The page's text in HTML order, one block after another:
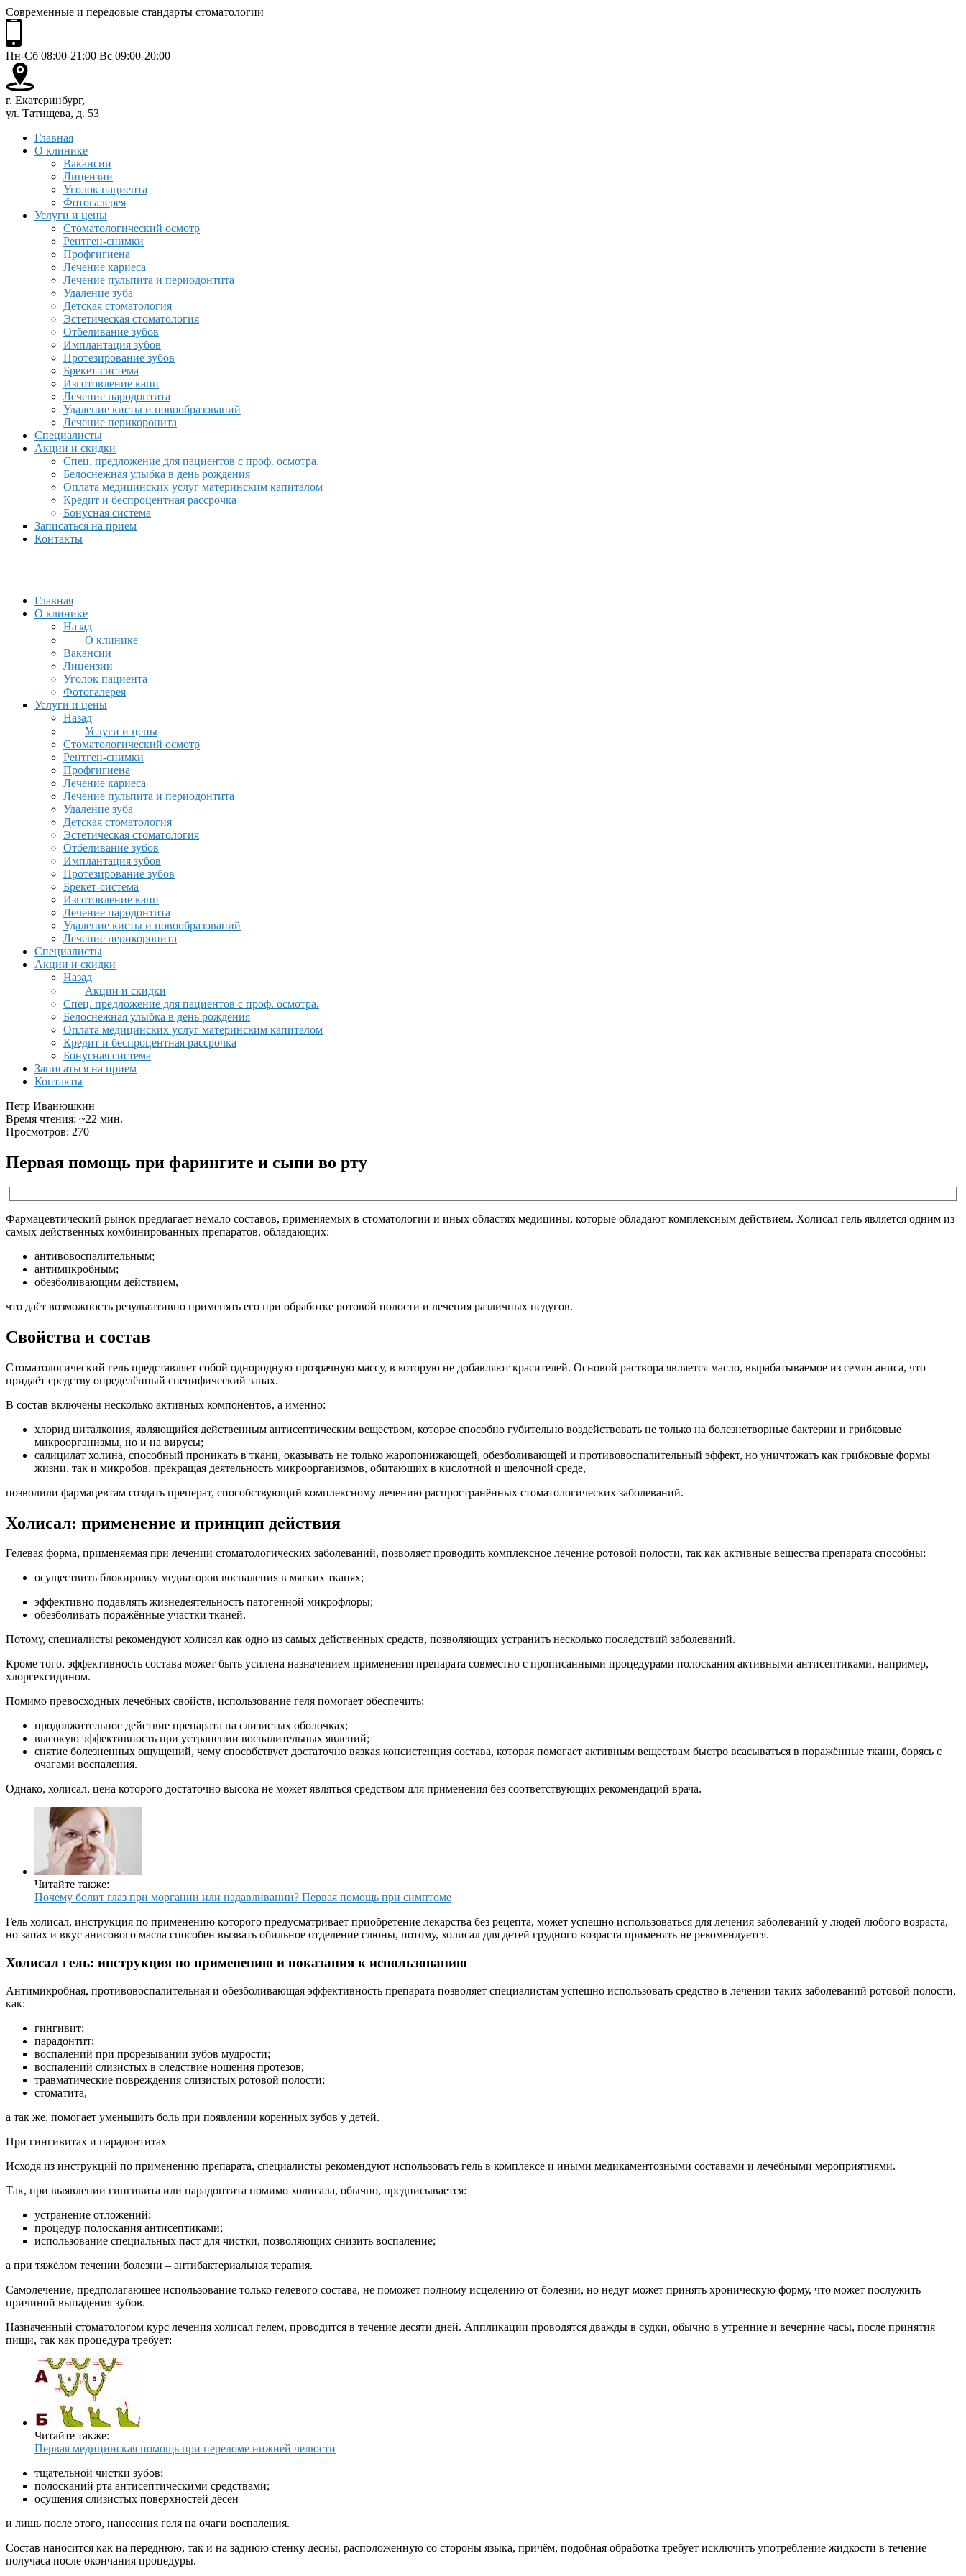
Современные и передовые стандарты стоматологии
Пн-Сб 08:00-21:00 Вс 09:00-20:00
г. Екатеринбург,
ул. Татищева, д. 53
Главная
О клинике
Вакансии
Лицензии
Уголок пациента
Фотогалерея
Услуги и цены
Стоматологический осмотр
Рентген-снимки
Профгигиена
Лечение кариеса
Лечение пульпита и периодонтита
Удаление зуба
Детская стоматология
Эстетическая стоматология
Отбеливание зубов
Имплантация зубов
Протезирование зубов
Брекет-система
Изготовление капп
Лечение пародонтита
Удаление кисты и новообразований
Лечение перикоронита
Специалисты
Акции и скидки
Спец. предложение для пациентов с проф. осмотра.
Белоснежная улыбка в день рождения
Оплата медицинских услуг материнским капиталом
Кредит и беспроцентная рассрочка
Бонусная система
Записаться на прием
Контакты
Главная
О клинике
Назад
О клинике
Вакансии
Лицензии
Уголок пациента
Фотогалерея
Услуги и цены
Назад
Услуги и цены
Стоматологический осмотр
Рентген-снимки
Профгигиена
Лечение кариеса
Лечение пульпита и периодонтита
Удаление зуба
Детская стоматология
Эстетическая стоматология
Отбеливание зубов
Имплантация зубов
Протезирование зубов
Брекет-система
Изготовление капп
Лечение пародонтита
Удаление кисты и новообразований
Лечение перикоронита
Специалисты
Акции и скидки
Назад
Акции и скидки
Спец. предложение для пациентов с проф. осмотра.
Белоснежная улыбка в день рождения
Оплата медицинских услуг материнским капиталом
Кредит и беспроцентная рассрочка
Бонусная система
Записаться на прием
Контакты
Петр Иванюшкин
Время чтения: ~22 мин.
Просмотров: 270
Первая помощь при фарингите и сыпи во рту
Фармацевтический рынок предлагает немало составов, применяемых в стоматологии и иных областях медицины, которые обладают комплексным действием. Холисал гель является одним из
самых действенных комбинированных препаратов, обладающих:
антивовоспалительным;
антимикробным;
обезболивающим действием,
что даёт возможность результативно применять его при обработке ротовой полости и лечения различных недугов.
Свойства и состав
Стоматологический гель представляет собой однородную прозрачную массу, в которую не добавляют красителей. Основой раствора является масло, вырабатываемое из семян аниса, что
придаёт средству определённый специфический запах.
В состав включены несколько активных компонентов, а именно:
хлорид циталкония, являющийся действенным антисептическим веществом, которое способно губительно воздействовать не только на болезнетворные бактерии и грибковые
микроорганизмы, но и на вирусы;
салицилат холина, способный проникать в ткани, оказывать не только жаропонижающей, обезболивающей и противовоспалительный эффект, но уничтожать как грибковые формы
жизни, так и микробов, прекращая деятельность микроорганизмов, обитающих в кислотной и щелочной среде,
позволили фармацевтам создать преперат, способствующий комплексному лечению распространённых стоматологических заболеваний.
Холисал: применение и принцип действия
Гелевая форма, применяемая при лечении стоматологических заболеваний, позволяет проводить комплексное лечение ротовой полости, так как активные вещества препарата способны:
осуществить блокировку медиаторов воспаления в мягких тканях;
эффективно подавлять жизнедеятельность патогенной микрофлоры;
обезболивать поражённые участки тканей.
Потому, специалисты рекомендуют холисал как одно из самых действенных средств, позволяющих устранить несколько последствий заболеваний.
Кроме того, эффективность состава может быть усилена назначением применения препарата совместно с прописанными процедурами полоскания активными антисептиками, например,
хлоргексидином.
Помимо превосходных лечебных свойств, использование геля помогает обеспечить:
продолжительное действие препарата на слизистых оболочках;
высокую эффективность при устранении воспалительных явлений;
снятие болезненных ощущений, чему способствует достаточно вязкая консистенция состава, которая помогает активным веществам быстро всасываться в поражённые ткани, борясь с
очагами воспаления.
Однако, холисал, цена которого достаточно высока не может являться средством для применения без соответствующих рекомендаций врача.
Читайте также:
Почему болит глаз при моргании или надавливании? Первая помощь при симптоме
Гель холисал, инструкция по применению которого предусматривает приобретение лекарства без рецепта, может успешно использоваться для лечения заболеваний у людей любого возраста,
но запах и вкус анисового масла способен вызвать обильное отделение слюны, потому, холисал для детей грудного возраста применять не рекомендуется.
Холисал гель: инструкция по применению и показания к использованию
Антимикробная, противовоспалительная и обезболивающая эффективность препарата позволяет специалистам успешно использовать средство в лечении таких заболеваний ротовой полости,
как:
гингивит;
парадонтит;
воспалений при прорезывании зубов мудрости;
воспалений слизистых в следствие ношения протезов;
травматические повреждения слизистых ротовой полости;
стоматита,
а так же, помогает уменьшить боль при появлении коренных зубов у детей.
При гингивитах и парадонтитах
Исходя из инструкций по применению препарата, специалисты рекомендуют использовать гель в комплексе и иными медикаментозными составами и лечебными мероприятиями.
Так, при выявлении гингивита или парадонтита помимо холисала, обычно, предписывается:
устранение отложений;
процедур полоскания антисептиками;
использование специальных паст для чистки, позволяющих снизить воспаление;
а при тяжёлом течении болезни – антибактериальная терапия.
Самолечение, предполагающее использование только гелевого состава, не поможет полному исцелению от болезни, но недуг может принять хроническую форму, что может послужить
причиной выпадения зубов.
Назначенный стоматологом курс лечения холисал гелем, проводится в течение десяти дней. Аппликации проводятся дважды в судки, обычно в утренние и вечерние часы, после принятия
пищи, так как процедура требует:
Читайте также:
Первая медицинская помощь при переломе нижней челюсти
тщательной чистки зубов;
полосканий рта антисептическими средствами;
осушения слизистых поверхностей дёсен
и лишь после этого, нанесения геля на очаги воспаления.
Состав наносится как на переднюю, так и на заднюю стенку десны, расположенную со стороны языка, причём, подобная обработка требует исключить употребление жидкости в течение
получаса после окончания процедуры.